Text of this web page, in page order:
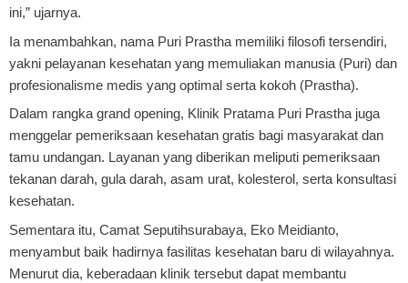
ini,” ujarnya.
Ia menambahkan, nama Puri Prastha memiliki filosofi tersendiri,
yakni pelayanan kesehatan yang memuliakan manusia (Puri) dan
profesionalisme medis yang optimal serta kokoh (Prastha).
Dalam rangka grand opening, Klinik Pratama Puri Prastha juga
menggelar pemeriksaan kesehatan gratis bagi masyarakat dan
tamu undangan. Layanan yang diberikan meliputi pemeriksaan
tekanan darah, gula darah, asam urat, kolesterol, serta konsultasi
kesehatan.
Sementara itu, Camat Seputihsurabaya, Eko Meidianto,
menyambut baik hadirnya fasilitas kesehatan baru di wilayahnya.
Menurut dia, keberadaan klinik tersebut dapat membantu